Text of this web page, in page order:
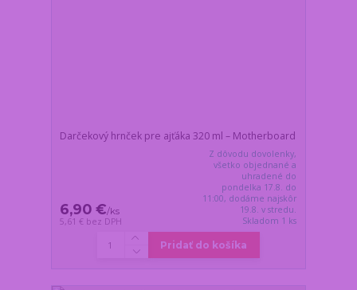
Darčekový hrnček pre ajťáka 320 ml – Motherboard
6,90 €/ks
5,61 € bez DPH
Z dôvodu dovolenky,
všetko objednané a
uhradené do
pondelka 17.8. do
11:00, dodáme najskôr
19.8. v stredu.
Skladom 1 ks
Pridať do košíka